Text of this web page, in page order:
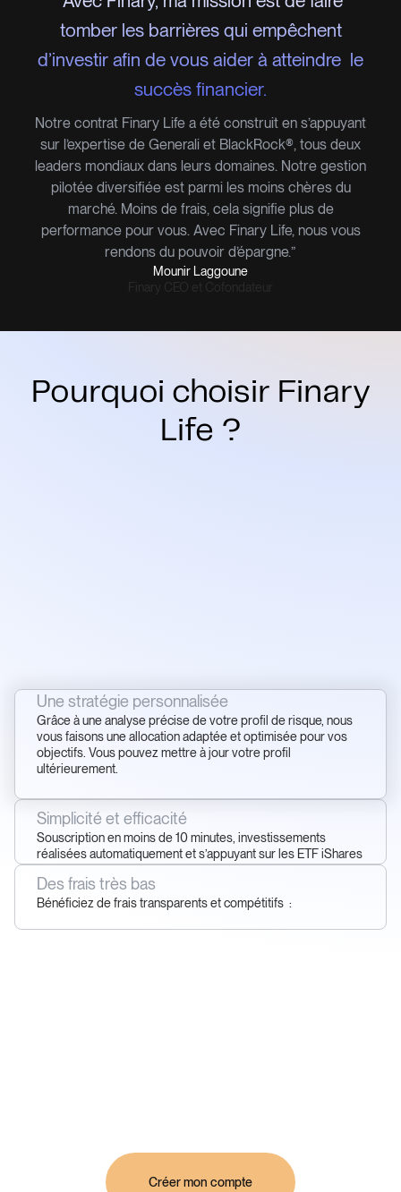
tomber les barrières qui empêchent
d’investir afin de vous aider à atteindre le
succès financier.
Notre contrat Finary Life a été construit en s’appuyant
sur l’expertise de Generali et BlackRock®, tous deux
leaders mondiaux dans leurs domaines. Notre gestion
pilotée diversifiée est parmi les moins chères du
marché. Moins de frais, cela signifie plus de
performance pour vous. Avec Finary Life, nous vous
rendons du pouvoir d’épargne.”
Mounir Laggoune
Finary CEO et Cofondateur
Pourquoi choisir Finary
Life ?
Une stratégie personnalisée
Grâce à une analyse précise de votre profil de risque, nous
vous faisons une allocation adaptée et optimisée pour vos
objectifs. Vous pouvez mettre à jour votre profil
ultérieurement.
Simplicité et efficacité
Souscription en moins de 10 minutes, investissements
réalisées automatiquement et s’appuyant sur les ETF iShares
de BlackRock®.
Des frais très bas
Bénéficiez de frais transparents et compétitifs :
Créer mon compte